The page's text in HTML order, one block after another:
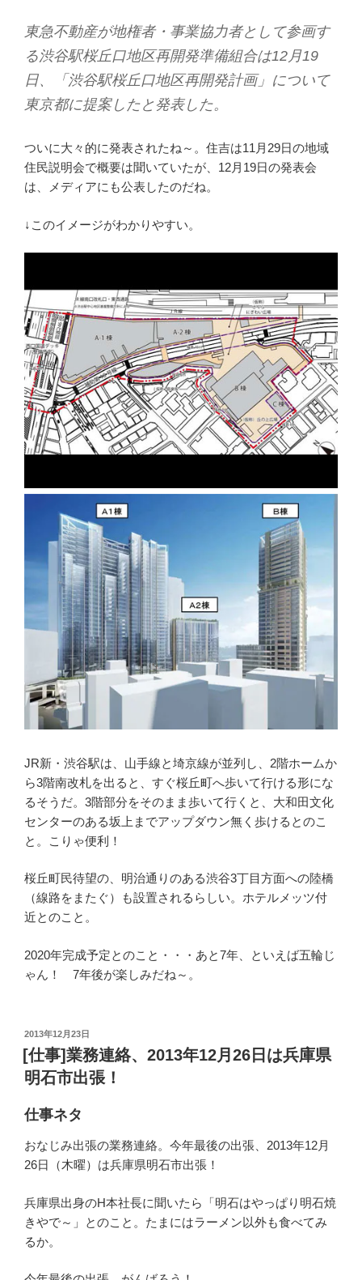
東急不動産が地権者・事業協力者として参画す
る渋谷駅桜丘口地区再開発準備組合は12月19
日、「渋谷駅桜丘口地区再開発計画」について
東京都に提案したと発表した。
ついに大々的に発表されたね～。住吉は11月29日の地域
住民説明会で概要は聞いていたが、12月19日の発表会
は、メディアにも公表したのだね。
↓このイメージがわかりやすい。
JR新・渋谷駅は、山手線と埼京線が並列し、2階ホームか
ら3階南改札を出ると、すぐ桜丘町へ歩いて行ける形にな
るそうだ。3階部分をそのまま歩いて行くと、大和田文化
センターのある坂上までアップダウン無く歩けるとのこ
と。こりゃ便利！
桜丘町民待望の、明治通りのある渋谷3丁目方面への陸橋
（線路をまたぐ）も設置されるらしい。ホテルメッツ付
近とのこと。
2020年完成予定とのこと・・・あと7年、といえば五輪じ
ゃん！ 7年後が楽しみだね～。
投
稿
日:
2013年12月23日
[仕事]業務連絡、2013年12月26日は兵庫県
明石市出張！
仕事ネタ
おなじみ出張の業務連絡。今年最後の出張、2013年12月
26日（木曜）は兵庫県明石市出張！
兵庫県出身のH本社長に聞いたら「明石はやっぱり明石焼
きやで～」とのこと。たまにはラーメン以外も食べてみ
るか。